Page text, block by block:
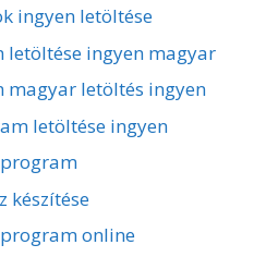
ingyen letöltése
letöltése ingyen magyar
magyar letöltés ingyen
letöltése ingyen
készítése
online